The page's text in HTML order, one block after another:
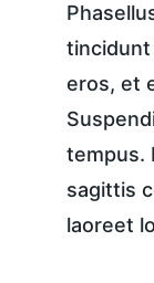
tincidunt
eros, et
tempus.
sagittis
laoreet